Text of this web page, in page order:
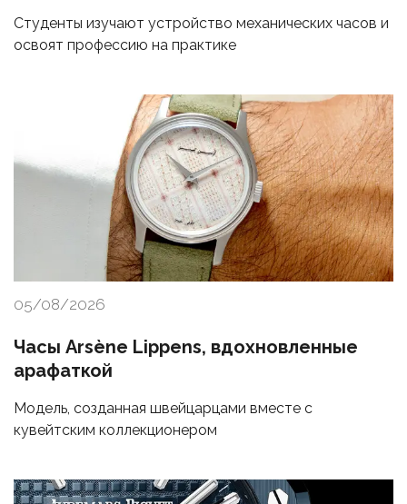
Студенты изучают устройство механических часов и
освоят профессию на практике
05/08/2026
Часы Arsène Lippens, вдохновленные
арафаткой
Модель, созданная швейцарцами вместе с
кувейтским коллекционером